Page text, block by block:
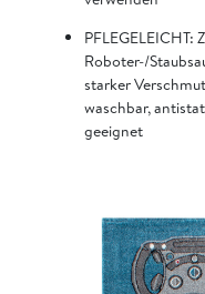
PFLEGELEICHT:
Roboter-/
starker
waschbar,
geeignet